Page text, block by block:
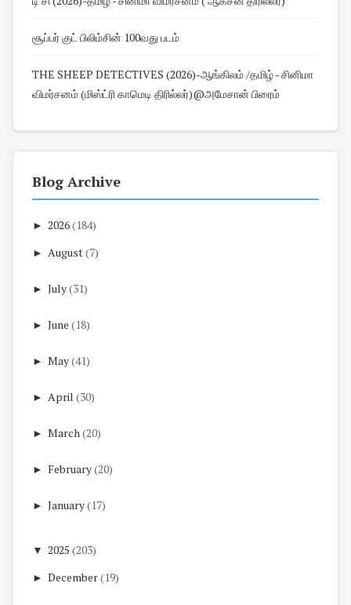
சூப்பர் குட் பிலிம்சின் 100வது படம்
THE SHEEP DETECTIVES (2026)-ஆங்கிலம் /தமிழ் - சினிமா
விமர்சனம் (மிஸ்ட்ரி காமெடி திரில்லர்)@அமேசான் பிரைம்
Blog Archive
► 2026(184)
► August(7)
► July(31)
► June (18)
► May(41)
► April (30)
► March(20)
► February(20)
► January(17)
▼ 2025 (203)
► December(19)